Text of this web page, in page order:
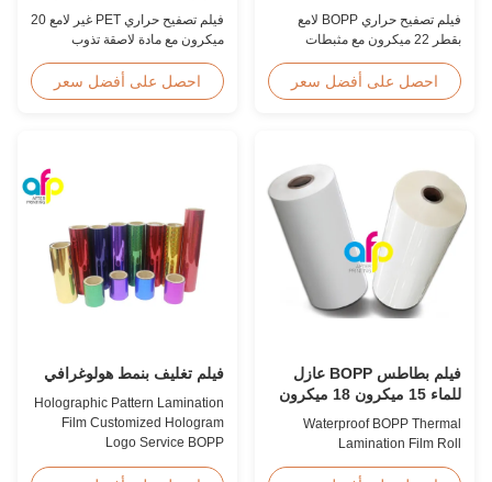
المصفوفة فيلم مقاوم للخدش
فيلم تصفيح حراري BOPP لامع
بقطر 22 ميكرون مع مثبطات
وطلاء صلب مقاوم للخدش، وعرض
2000 مم، ووضوح بصري ≥92%،
احصل على أفضل سعر
للرطوبة إيفا
فيلم تصفيح حراري PET غير لامع 20
ميكرون مع مادة لاصقة تذوب
مناسب لتصفيح التغليف المرن
بسرعات تصل إلى 60 م / دقيقة.
احصل على أفضل سعر
فيلم بطاطس BOPP عازل
للماء 15 ميكرون 18 ميكرون
20 ميكرون 23 ميكرون 25
ميكرون
Waterproof BOPP Thermal
Lamination Film Roll
فيلم تغليف بنمط هولوغرافي
Holographic Pattern Lamination
Film Customized Hologram
Logo Service BOPP